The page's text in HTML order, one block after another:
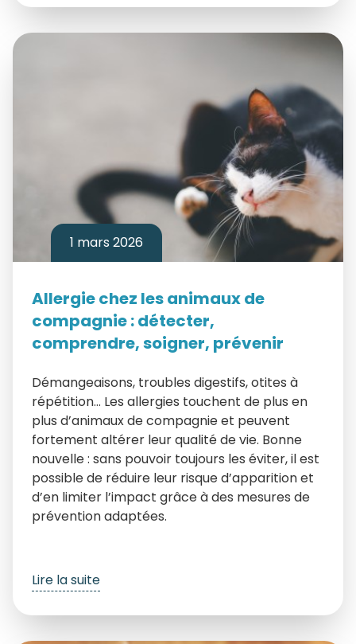
1 mars 2026
Allergie chez les animaux de
compagnie : détecter,
comprendre, soigner, prévenir
Démangeaisons, troubles digestifs, otites à
répétition… Les allergies touchent de plus en
plus d’animaux de compagnie et peuvent
fortement altérer leur qualité de vie. Bonne
nouvelle : sans pouvoir toujours les éviter, il est
possible de réduire leur risque d’apparition et
d’en limiter l’impact grâce à des mesures de
prévention adaptées.
Lire la suite